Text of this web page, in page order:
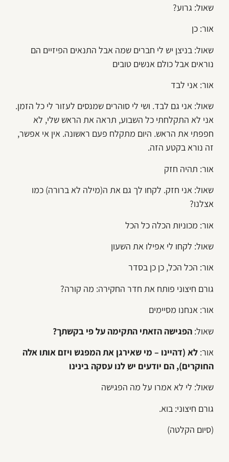
שאול: גרוע?
אור: כן
שאול: בניצן יש לי חברים שמה אבל התנאים הפיזיים הם
נוראים אבל כולם אנשים טובים
אור: אני לבד
שאול: אני גם לבד. ושי לי סוהרים שמנסים לעזור לי כל הזמן.
אני לא התקלחתי כל השבוע, תראה את הראש שלי, לא
חפפתי את הראש. היום מתקלח פעם ראשונה. אין אי אפשר,
זה נורא בקטע הזה.
אור: תהיה חזק
שאול: אני חזק. לקחו לך גם את ה(מילה לא ברורה) כמו
אצלנו?
אור: מכוניות הכלה כל הכל
שאול: לקחו לי אפילו את השעון
אור: הכל הכל, כן כן בסדר
גורם חיצוני פותח את חדר החקירה: מה קורה?
אור: אנחנו מסיימים
שאול: הפגישה הזאתי התקימה על פי בקשתך?
אור: לא (דהיינו – מי שאירגן את המפגש ויזם אותו אלה
החוקרים), הם יודעים יש לנו עסקה בינינו
שאול: לי לא אמרו על מה הפגישה
גורם חיצוני: בוא.
(סיום הקלטה)